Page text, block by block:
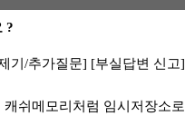
?
기/추가질문] [부실답변 신고]
쉬메모리처럼 임시저장소로